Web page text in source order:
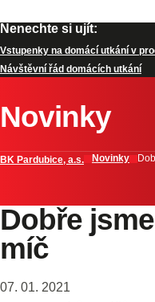
Nenechte si ujít:
Vstupenky na domácí utkání v
Návštěvní řád domácích utkání
Novinky
BK Pardubice, a.s. Novinky
Dobře
míč
07. 01. 2021